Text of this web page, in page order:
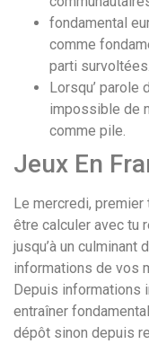
fondamental
comme
parti survoltées.
Lorsqu’ parole
impossible de
comme pile.
Jeux En
Le mercredi,
être calculer avec tu
jusqu’à un culminant
informations de vos
Depuis informations
entraîner
dépôt sinon depuis